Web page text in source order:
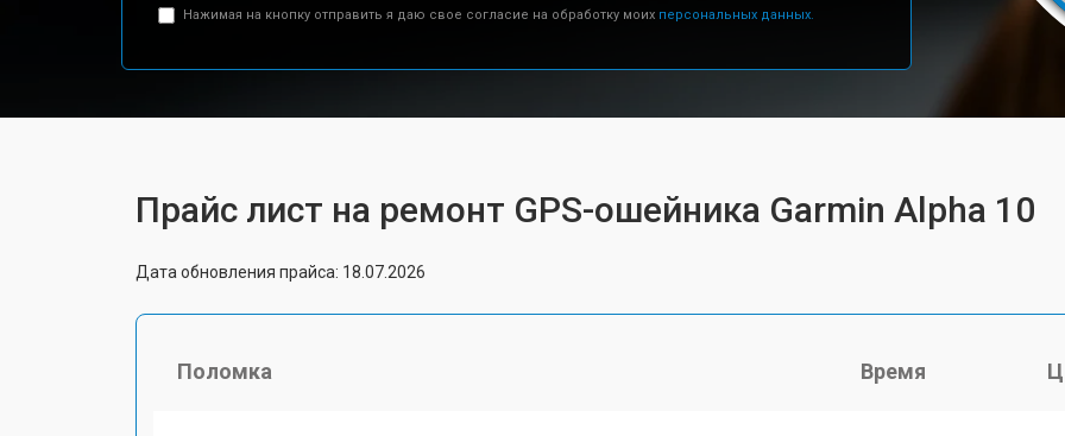
Нажимая на кнопку отправить я даю свое согласие на обработку моих персональных данных.
Прайс лист на ремонт GPS-ошейника Garmin Alpha 10
Дата обновления прайса: 18.07.2026
Поломка Время